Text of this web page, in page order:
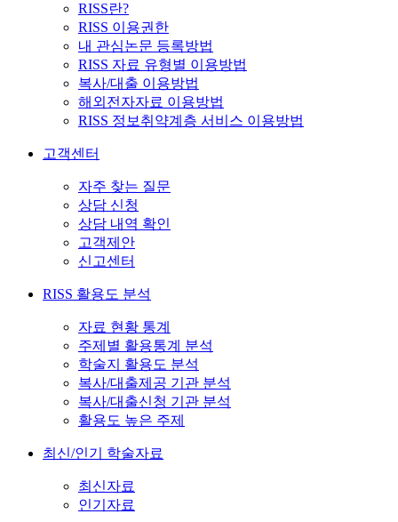
RISS란?
RISS 이용권한
내 관심논문 등록방법
RISS 자료 유형별 이용방법
복사/대출 이용방법
해외전자자료 이용방법
RISS 정보취약계층 서비스 이용방법
고객센터
자주 찾는 질문
상담 신청
상담 내역 확인
고객제안
신고센터
RISS 활용도 분석
자료 현황 통계
주제별 활용통계 분석
학술지 활용도 분석
복사/대출제공 기관 분석
복사/대출신청 기관 분석
활용도 높은 주제
최신/인기 학술자료
최신자료
인기자료